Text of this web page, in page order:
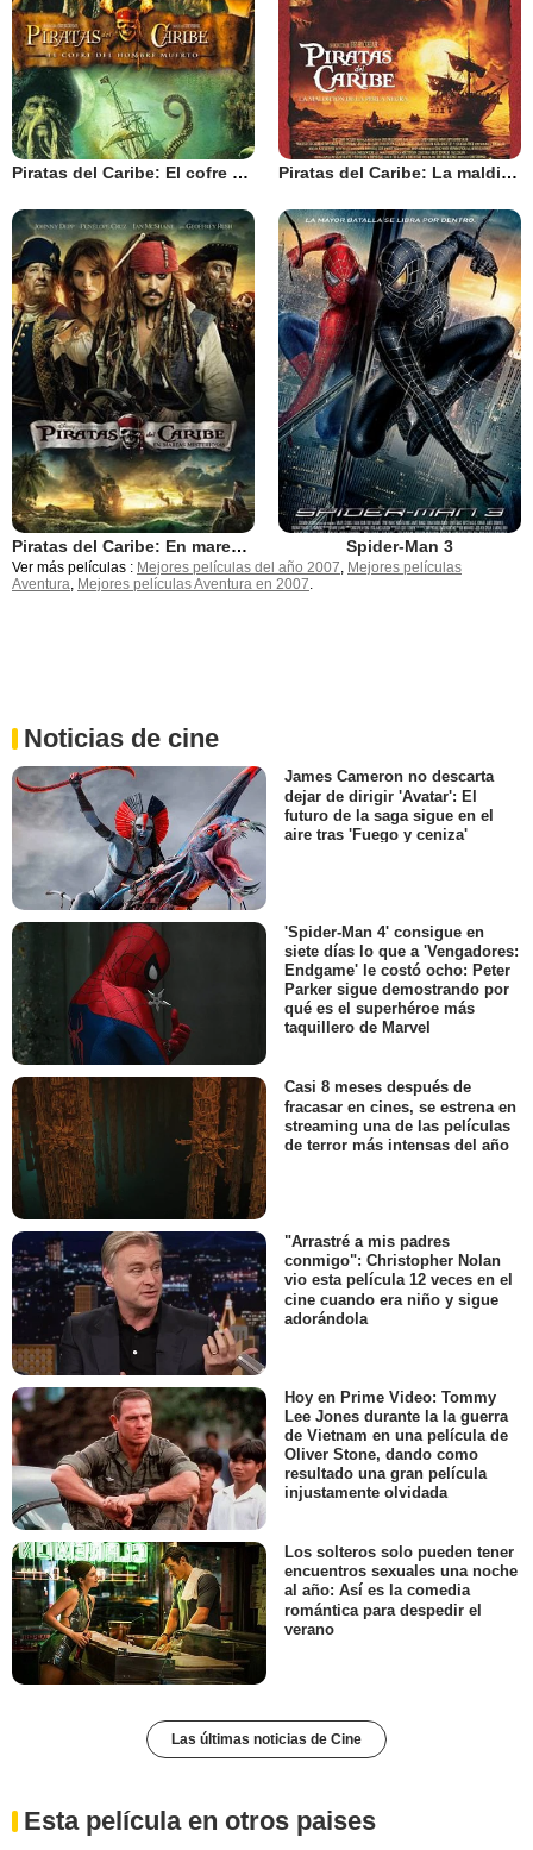
Piratas del Caribe: El cofre del hombre muerto Piratas del Caribe: La maldición de la Perla Negra
Piratas del Caribe: En mareas misteriosas Spider-Man 3
Ver más películas : Mejores películas del año 2007, Mejores películas
Aventura, Mejores películas Aventura en 2007.
Noticias de cine
James Cameron no descarta
dejar de dirigir 'Avatar': El
futuro de la saga sigue en el
aire tras 'Fuego y ceniza'
'Spider-Man 4' consigue en
siete días lo que a 'Vengadores:
Endgame' le costó ocho: Peter
Parker sigue demostrando por
qué es el superhéroe más
taquillero de Marvel
Casi 8 meses después de
fracasar en cines, se estrena en
streaming una de las películas
de terror más intensas del año
"Arrastré a mis padres
conmigo": Christopher Nolan
vio esta película 12 veces en el
cine cuando era niño y sigue
adorándola
Hoy en Prime Video: Tommy
Lee Jones durante la la guerra
de Vietnam en una película de
Oliver Stone, dando como
resultado una gran película
injustamente olvidada
Los solteros solo pueden tener
encuentros sexuales una noche
al año: Así es la comedia
romántica para despedir el
verano
Las últimas noticias de Cine
Esta película en otros paises